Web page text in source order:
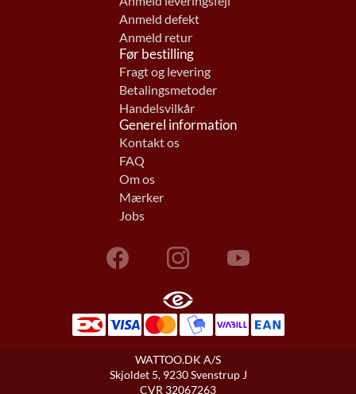
Anmeld defekt
Anmeld retur
Før bestilling
Fragt og levering
Betalingsmetoder
Handelsvilkår
Generel information
Kontakt os
FAQ
Om os
Mærker
Jobs
WATTOO.DK A/S
Skjoldet 5, 9230 Svenstrup J
CVR 32067263